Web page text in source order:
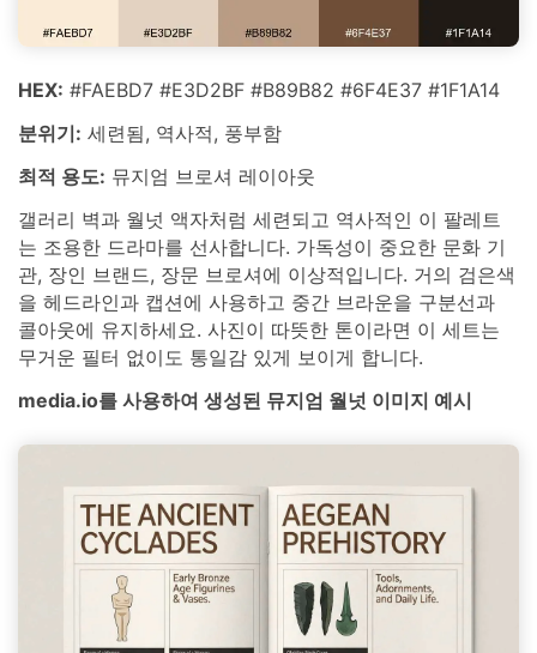
HEX: #FAEBD7 #E3D2BF #B89B82 #6F4E37 #1F1A14
분위기: 세련됨, 역사적, 풍부함
최적 용도: 뮤지엄 브로셔 레이아웃
갤러리 벽과 월넛 액자처럼 세련되고 역사적인 이 팔레트
는 조용한 드라마를 선사합니다. 가독성이 중요한 문화 기
관, 장인 브랜드, 장문 브로셔에 이상적입니다. 거의 검은색
을 헤드라인과 캡션에 사용하고 중간 브라운을 구분선과
콜아웃에 유지하세요. 사진이 따뜻한 톤이라면 이 세트는
무거운 필터 없이도 통일감 있게 보이게 합니다.
media.io를 사용하여 생성된 뮤지엄 월넛 이미지 예시